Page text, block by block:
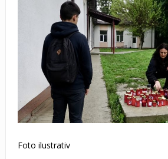
Foto ilustrativ